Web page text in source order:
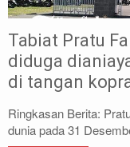
Tabiat Pratu
diduga
di tangan
Ringkasan Berita:
dunia pada 31